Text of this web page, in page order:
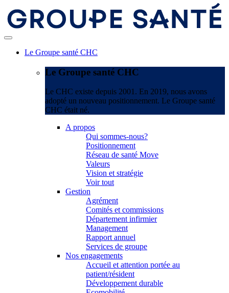
Le Groupe santé CHC
Le Groupe santé CHC
Le CHC existe depuis 2001. En 2019, nous avons
adopté un nouveau positionnement. Le Groupe santé
CHC était né.
A propos
Qui sommes-nous?
Positionnement
Réseau de santé Move
Valeurs
Vision et stratégie
Voir tout
Gestion
Agrément
Comités et commissions
Département infirmier
Management
Rapport annuel
Services de groupe
Nos engagements
Accueil et attention portée au
patient/résident
Développement durable